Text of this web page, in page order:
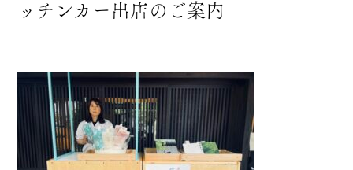
ッチンカー出店のご案内